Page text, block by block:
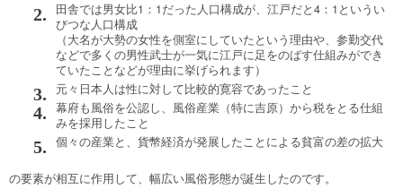
田舎では男女比1：1だった人口構成が、江戸だと4：1というい
びつな人口構成
（大名が大勢の女性を側室にしていたという理由や、参勤交代
などで多くの男性武士が一気に江戸に足をのばす仕組みができ
ていたことなどが理由に挙げられます）
元々日本人は性に対して比較的寛容であったこと
幕府も風俗を公認し、風俗産業（特に吉原）から税をとる仕組
みを採用したこと
個々の産業と、貨幣経済が発展したことによる貧富の差の拡大
の要素が相互に作用して、幅広い風俗形態が誕生したのです。